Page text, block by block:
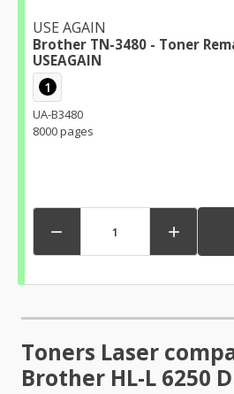
USE AGAIN
Brother TN-3480 - Toner
USEAGAIN
1
UA-B3480
8000 pages
 
Toners Laser
Brother HL-L 6250